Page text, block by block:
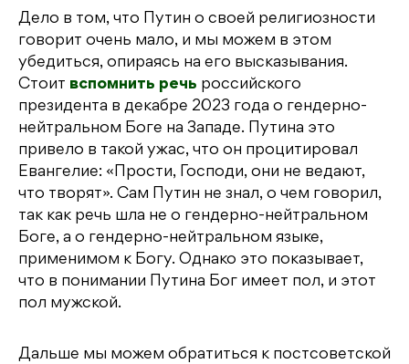
Дело в том, что Путин о своей религиозности
говорит очень мало, и мы можем в этом
убедиться, опираясь на его высказывания.
Стоит вспомнить речь российского
президента в декабре 2023 года о гендерно-
нейтральном Боге на Западе. Путина это
привело в такой ужас, что он процитировал
Евангелие: «Прости, Господи, они не ведают,
что творят». Сам Путин не знал, о чем говорил,
так как речь шла не о гендерно-нейтральном
Боге, а о гендерно-нейтральном языке,
применимом к Богу. Однако это показывает,
что в понимании Путина Бог имеет пол, и этот
пол мужской.
Дальше мы можем обратиться к постсоветской